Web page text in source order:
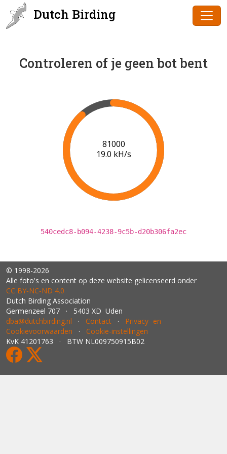
Dutch Birding
Controleren of je geen bot bent
83000
19.2 kH/s
540cedc8-b094-4238-9c5b-d20b306fa2ec
© 1998-2026
Alle foto's en content op deze website gelicenseerd onder
CC BY‑NC‑ND 4.0
Dutch Birding Association
Germenzeel 707 · 5403 XD Uden
dba@dutchbirding.nl · Contact · Privacy- en
Cookievoorwaarden · Cookie-instellingen
KvK 41201763 · BTW NL009750915B02